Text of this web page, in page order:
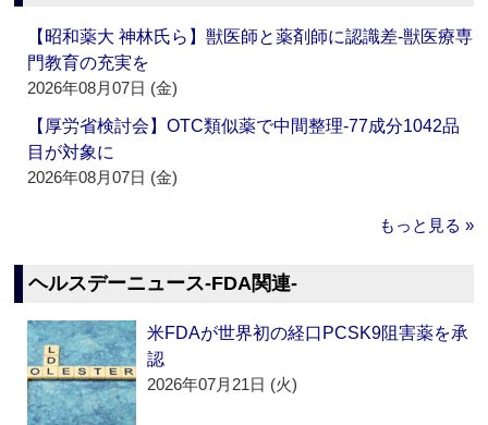
【昭和薬大 神林氏ら】獣医師と薬剤師に認識差‐獣医療専
門教育の充実を
2026年08月07日 (金)
【厚労省検討会】OTC類似薬で中間整理‐77成分1042品
目が対象に
2026年08月07日 (金)
もっと見る »
ヘルスデーニュース‐FDA関連‐
米FDAが世界初の経口PCSK9阻害薬を承
認
2026年07月21日 (火)